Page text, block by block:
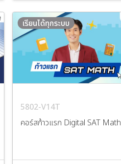
5802-V14T
คอร์สก้าวแรก Digital SAT Math
เรียนได้ทุกระบบ